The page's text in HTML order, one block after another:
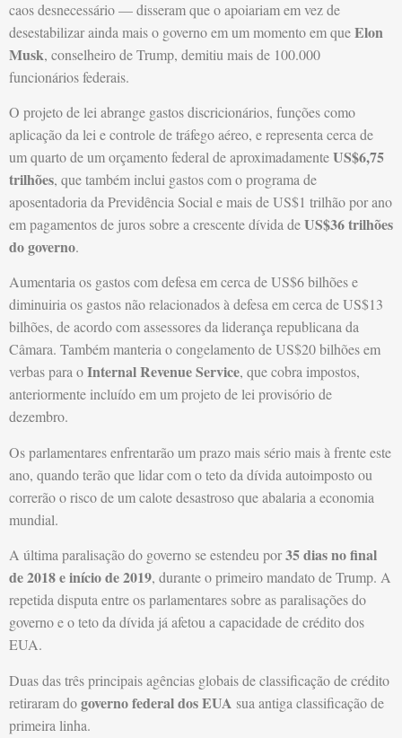
caos desnecessário — disseram que o apoiariam em vez de
desestabilizar ainda mais o governo em um momento em queElon
Musk, conselheiro de Trump, demitiu mais de 100.000
funcionários federais.
O projeto de lei abrange gastos discricionários, funções como
aplicação da lei e controle de tráfego aéreo, e representa cerca de
um quarto de um orçamento federal de aproximadamenteUS$6,75
trilhões, que também inclui gastos com o programa de
aposentadoria da Previdência Social e mais de US$1 trilhão por ano
em pagamentos de juros sobre a crescente dívida deUS$36 trilhões
do governo.
Aumentaria os gastos com defesa em cerca de US$6 bilhões e
diminuiria os gastos não relacionados à defesa em cerca de US$13
bilhões, de acordo com assessores da liderança republicana da
Câmara. Também manteria o congelamento de US$20 bilhões em
verbas para oInternal Revenue Service, que cobra impostos,
anteriormente incluído em um projeto de lei provisório de
dezembro.
Os parlamentares enfrentarão um prazo mais sério mais à frente este
ano, quando terão que lidar com o teto da dívida autoimposto ou
correrão o risco de um calote desastroso que abalaria a economia
mundial.
A última paralisação do governo se estendeu por35 dias no final
de 2018 e início de 2019, durante o primeiro mandato de Trump. A
repetida disputa entre os parlamentares sobre as paralisações do
governo e o teto da dívida já afetou a capacidade de crédito dos
EUA.
Duas das três principais agências globais de classificação de crédito
retiraram dogoverno federal dos EUA sua antiga classificação de
primeira linha.